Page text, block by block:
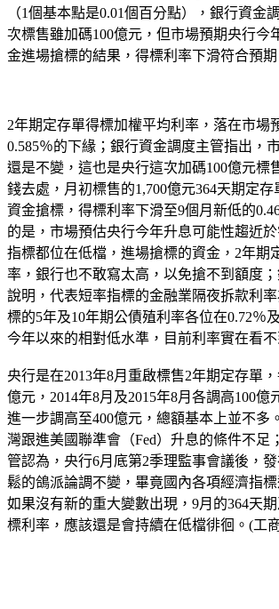
（1個基本點是0.01個百分點），銀行資金
次標售雖加碼100億元，但市場預期央行今
金進場搶標的結果，得標利率下滑符合預期
2年期定存單得標加權平均利率，落在市場
0.585％的下緣；銀行資金調度主管指出，
還是不變，這也是央行這次加碼100億元標
錢去處，月初標售的1,700億元364天期定
資金搶標，得標利率下滑至9個月新低的
的是，市場預估央行今年升息可能性趨近
指標都位在低檔，進場搶標的資金，2年期
率，銀行也不敢寫太高，以免搶不到額度
說明，代表短率指標的金融業隔夜拆款利
標的5年及10年期公債殖利率各位在0.72％
今年以來的相對低水準，目前利率實在看不
央行是在2013年8月重啟標售2年期定存單
億元，2014年8月及2015年8月各調高100億
進一步調高至400億元，總額基本上並不多
灣跟進美國聯準會（Fed）升息的條件不足
管認為，央行6月底第2季理監事會議後，
鬆的鴿派論調不變，畢竟國內各項經濟指標
如果沒有新的重大變數出現，9月的364天
標利率，應該還是會持續在低檔徘徊。(工